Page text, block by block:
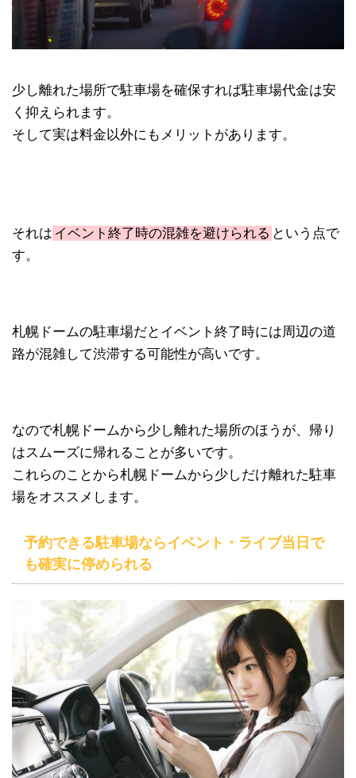
少し離れた場所で駐車場を確保すれば駐車場代金は安
く抑えられます。
そして実は料金以外にもメリットがあります。
それは イベント終了時の混雑を避けられる という点で
す。
札幌ドームの駐車場だとイベント終了時には周辺の道
路が混雑して渋滞する可能性が高いです。
なので札幌ドームから少し離れた場所のほうが、帰り
はスムーズに帰れることが多いです。
これらのことから札幌ドームから少しだけ離れた駐車
場をオススメします。
予約できる駐車場ならイベント・ライブ当日で
も確実に停められる